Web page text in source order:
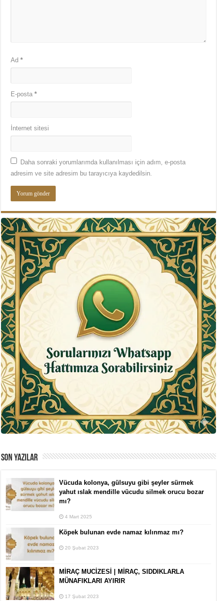
Ad*
E-posta*
İnternet sitesi
Daha sonraki yorumlarımda kullanılması için adım, e-posta
adresim ve site adresim bu tarayıcıya kaydedilsin.
SON YAZILAR
Vücuda kolonya, gülsuyu gibi şeyler sürmek
yahut ıslak mendille vücudu silmek orucu bozar
mı?
4 Mart 2025
Köpek bulunan evde namaz kılınmaz mı?
20 Şubat 2023
MİRAÇ MUCİZESİ | MİRAÇ, SIDDIKLARLA
MÜNAFIKLARI AYIRIR
17 Şubat 2023